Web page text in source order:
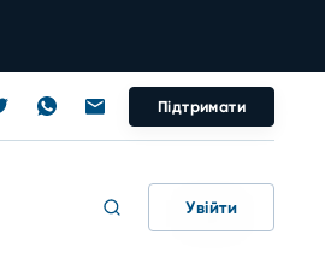
Підтримати
Увійти